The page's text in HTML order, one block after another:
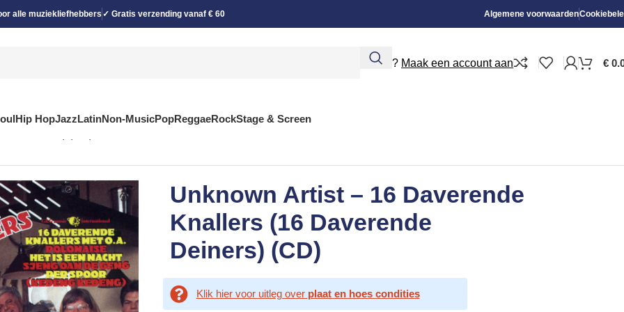
alle muziekliefhebbers ✓ Gratis verzending vanaf € 60 Algemene voorwaarden
Nieuw? Maak een account aan €
Hip HopJazzLatinNon-MusicPopReggaeRockStage & Screen
Unknown Artist – 16 Daverende
Knallers (16 Daverende
Deiners) (CD)
Klik hier voor uitleg over plaat en hoes condities